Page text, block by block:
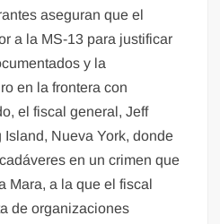
aseguran que el
a la MS-13 para justificar
y la
en la frontera con
el fiscal general, Jeff
Nueva York, donde
en un crimen que
Mara, a la que el fiscal
de organizaciones